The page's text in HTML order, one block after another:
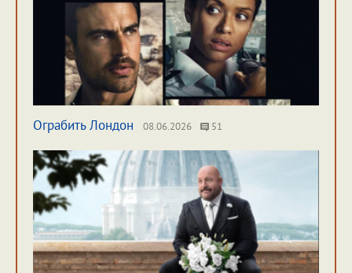
Ограбить Лондон 08.06.2026 51